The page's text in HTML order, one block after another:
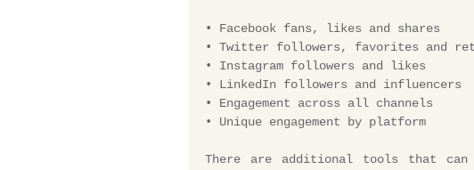
• Facebook fans, likes and shares
• Twitter followers, favorites and
• Instagram followers and likes
• LinkedIn followers and influencers
• Engagement across all channels
• Unique engagement by platform
There are additional tools that